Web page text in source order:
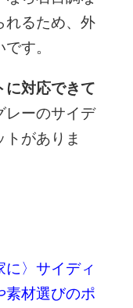
れるため、外
す。
に対応できて
レーのサイデ
トがありま
に〉サイディ
素材選びのポ